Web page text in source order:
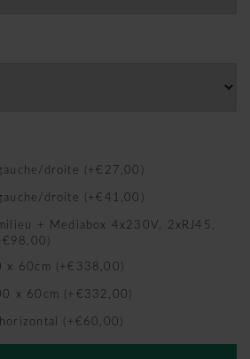
droite (+€27,00)
droite (+€41,00)
+ Mediabox 4x230V, 2xRJ45,
x 60cm (+€338,00)
x 60cm (+€332,00)
(+€60,00)